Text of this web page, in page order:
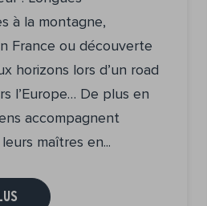
à la montagne,
France ou découverte
horizons lors d’un road
l’Europe… De plus en
accompagnent
maîtres en...